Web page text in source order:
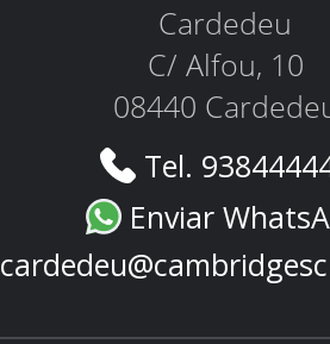
Cardedeu
C/ Alfou, 10
08440
Tel.
Enviar